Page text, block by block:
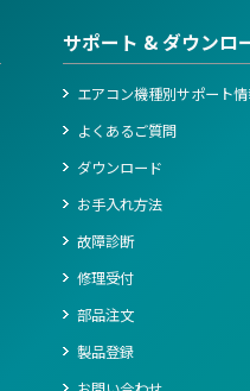
サポート & ダウンロ
エアコン機種別サポート
よくあるご質問
ダウンロード
お手入れ方法
故障診断
修理受付
部品注文
製品登録